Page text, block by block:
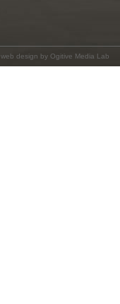
web design by Ogitive Media Lab